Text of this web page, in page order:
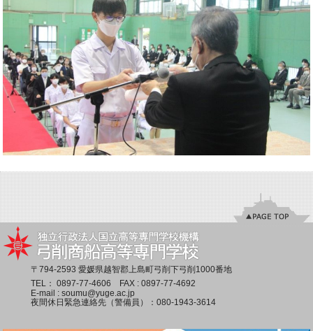
〒794-2593 愛媛県越智郡上島町弓削下弓削1000番地
TEL： 0897-77-4606 FAX : 0897-77-4692
E-mail : soumu@yuge.ac.jp
夜間休日緊急連絡先（警備員）： 080-1943-3614